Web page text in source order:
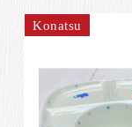
Konatsu